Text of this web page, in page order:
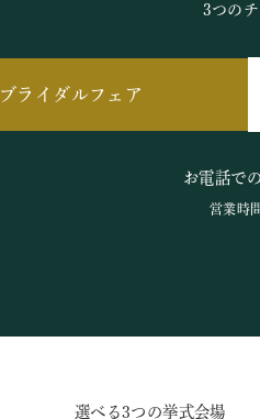
3つの
ブライダルフェア
お電話で
営業時
選べる3つの挙式会場